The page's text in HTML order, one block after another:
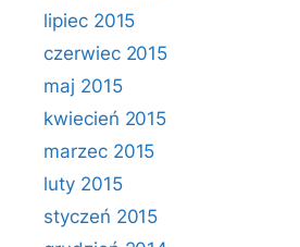
lipiec 2015
czerwiec 2015
maj 2015
kwiecień 2015
marzec 2015
luty 2015
styczeń 2015